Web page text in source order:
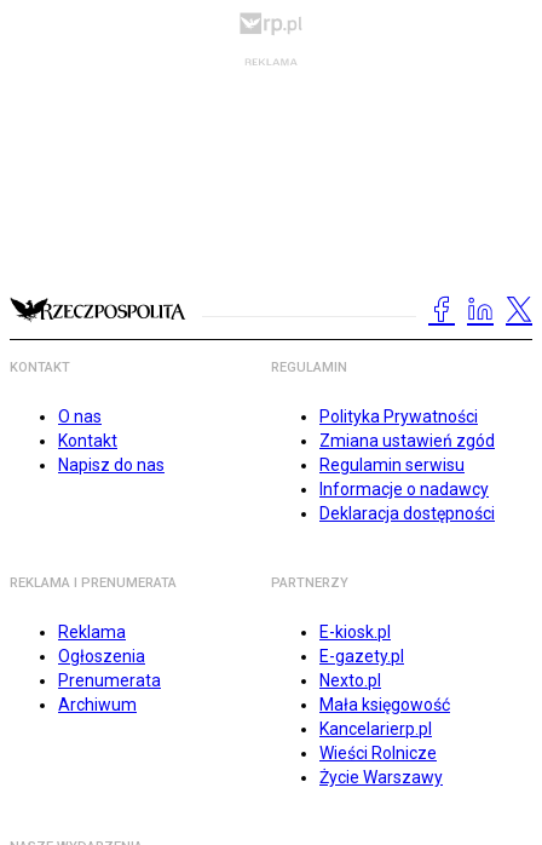
KONTAKT
O nas
Kontakt
Napisz do nas
REGULAMIN
Polityka Prywatności
Zmiana ustawień zgód
Regulamin serwisu
Informacje o nadawcy
Deklaracja dostępności
REKLAMA I PRENUMERATA
Reklama
Ogłoszenia
Prenumerata
Archiwum
PARTNERZY
E-kiosk.pl
E-gazety.pl
Nexto.pl
Mała księgowość
Kancelarierp.pl
Wieści Rolnicze
Życie Warszawy